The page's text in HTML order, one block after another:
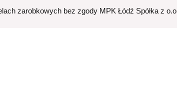
zarobkowych bez zgody MPK Łódź Spółka z o.o